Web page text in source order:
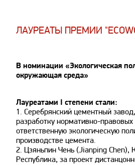
ЛАУРЕАТЫ ПРЕМИИ
В номинации «Экологическая
окружающая среда»
Лауреатами I степени стали:
1. Серебрянский цементный
разработку нормативно-правовых
ответственную экологическую
производстве цемента.
2. Цзяньпин Чень (Jianping Chen),
Республика, за проект